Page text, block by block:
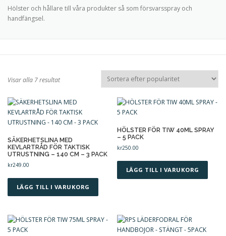
ÅTERBETALNINGS- OCH RETURPOLICY
Hölster och hållare till våra produkter så som försvarsspray och
handfängsel.
Visar alla 7 resultatS
r
t
e
a
e
e
r
p
SÄKERHETSLINA MED
KEVLARTRÅD FÖR TAKTISK
UTRUSTNING – 140 CM – 3 PACK
kr249.00
LÄGG TILL I VARUKORG
HÖLSTER FÖR TIW 40ML SPRAY
– 5 PACK
kr250.00
LÄGG TILL I VARUKORG